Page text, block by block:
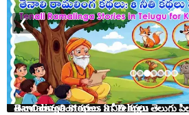
తెనాలి రామలింగ కథలు: 8 నీతి కథలు తెలుగు పిల్లలకు | Tenali Ramalinga Stories in Telugu
❮